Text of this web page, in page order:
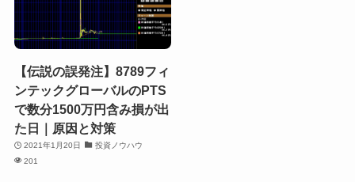
【伝説の誤発注】8789フィ
ンテックグローバルのPTS
で数分1500万円含み損が出
た日｜原因と対策
2021年1月20日
投資ノウハウ
201